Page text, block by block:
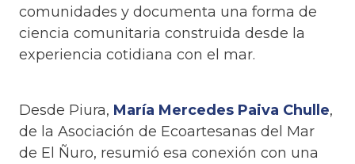
comunidades y documenta una forma de
ciencia comunitaria construida desde la
experiencia cotidiana con el mar.
Desde Piura, María Mercedes Paiva Chulle,
de la Asociación de Ecoartesanas del Mar
de El Ñuro, resumió esa conexión con una